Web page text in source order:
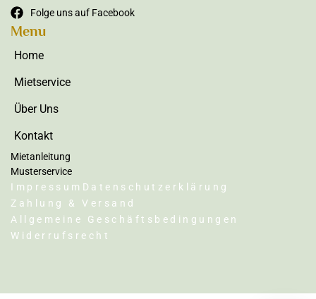
Folge uns auf Facebook
Menu
Home
Mietservice
Über Uns
Kontakt
Mietanleitung
Musterservice
Impressum Datenschutzerklärung
Zahlung & Versand
Allgemeine Geschäftsbedingungen
Widerrufsrecht